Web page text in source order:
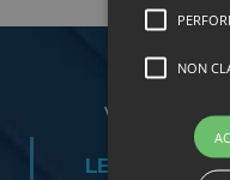
VOTRE
LE
NON